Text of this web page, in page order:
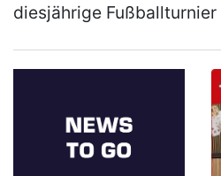
diesjährige Fußballturnier